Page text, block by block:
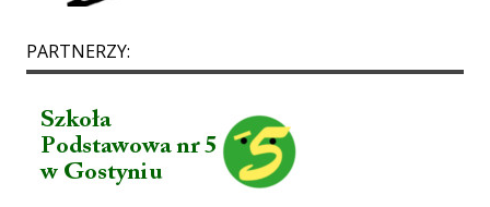
PARTNERZY: